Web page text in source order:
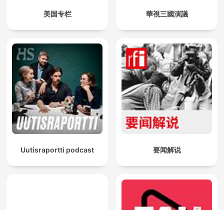
美国专栏 華視三國演議
Uutisraportti podcast 要闻解说